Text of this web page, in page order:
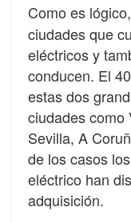
Como es lógico,
ciudades que
eléctricos y
conducen. El
estas dos
ciudades como
Sevilla, A
de los casos
eléctrico han
adquisición.